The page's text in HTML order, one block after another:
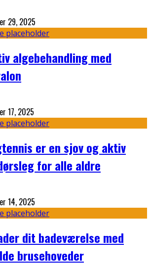
29, 2025
algebehandling med
17, 2025
er en sjov og aktiv
for alle aldre
14, 2025
dit badeværelse med
brusehoveder